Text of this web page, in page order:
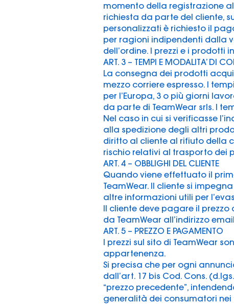
momento della registrazione
richiesta da parte del cliente,
personalizzati è richiesto il
per ragioni indipendenti dalla
dell’ordine. I prezzi e i prodotti
ART. 3 – TEMPI E MODALITA’ DI
La consegna dei prodotti
mezzo corriere espresso. I
per l’Europa, 3 o più giorni
da parte di TeamWear srls. I
Nel caso in cui si verificasse
alla spedizione degli altri
diritto al cliente al rifiuto della
rischio relativi al trasporto dei
ART. 4 – OBBLIGHI DEL CLIENTE
Quando viene effettuato il
TeamWear. Il cliente si
altre informazioni utili per
Il cliente deve pagare il
da TeamWear all’indirizzo
ART. 5 – PREZZO E PAGAMENTO
I prezzi sul sito di TeamWear
appartenenza.
Si precisa che per ogni
dall’art. 17 bis Cod. Cons.
“prezzo precedente”,
generalità dei consumatori